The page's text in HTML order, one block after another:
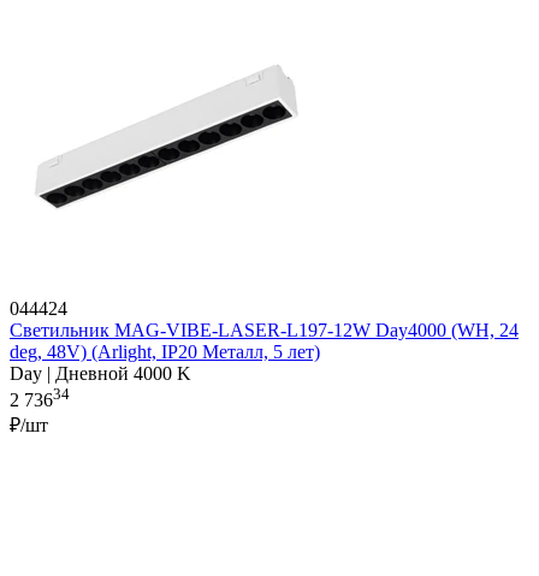
044424
Светильник MAG-VIBE-LASER-L197-12W Day4000 (WH, 24
deg, 48V) (Arlight, IP20 Металл, 5 лет)
Day | Дневной 4000 K
2 73634
₽/шт